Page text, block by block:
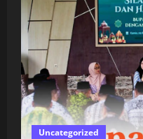
Uncategorized